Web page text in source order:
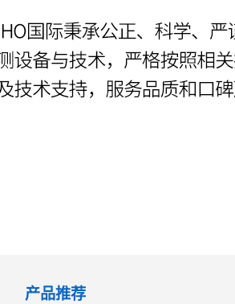
产品推荐